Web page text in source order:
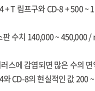
+ T 림프구와 CD-8 + 500 ~
판 수치 140,000 ~ 450,000
스에 감염되면 많은 수의
와 CD-8의 현실적인 값 200